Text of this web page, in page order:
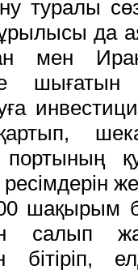
туралы
да
мен
шақырым
салып
бітіріп,